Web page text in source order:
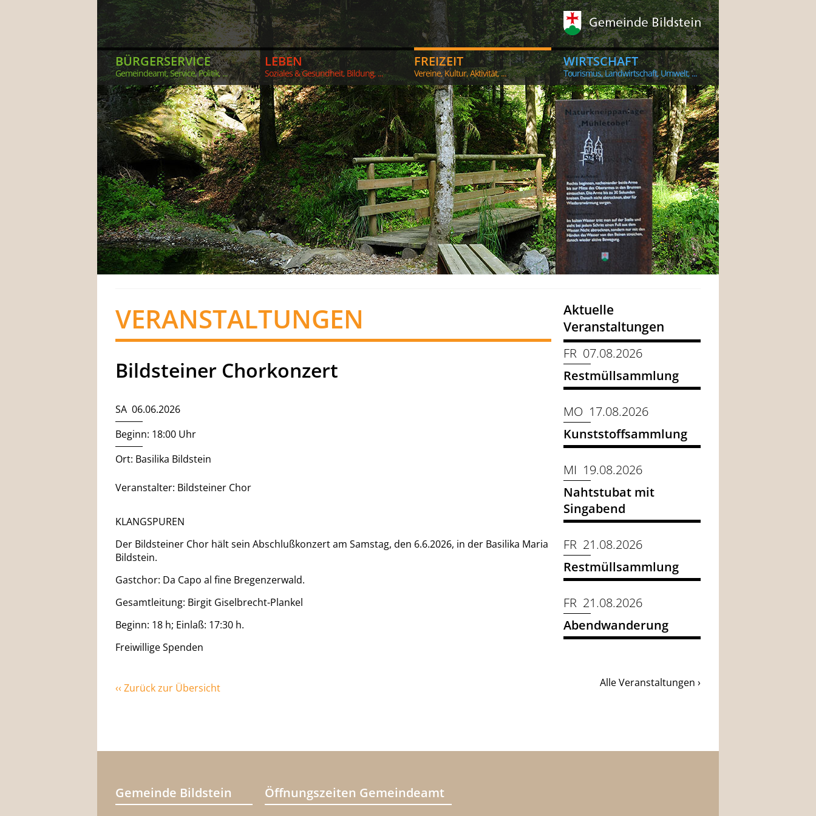
BÜRGERSERVICE
Gemeindeamt, Service, Politik, ...
LEBEN
Soziales & Gesundheit, Bildung, ...
FREIZEIT
Vereine, Kultur, Aktivität, ...
WIRTSCHAFT
Tourismus, Landwirtschaft, Umwelt, ...
VERANSTALTUNGEN
Bildsteiner Chorkonzert
SA 06.06.2026
Beginn: 18:00 Uhr
Ort: Basilika Bildstein
Veranstalter: Bildsteiner Chor
KLANGSPUREN
Der Bildsteiner Chor hält sein Abschlußkonzert am Samstag, den 6.6.2026, in der Basilika Maria
Bildstein.
Gastchor: Da Capo al fine Bregenzerwald.
Gesamtleitung: Birgit Giselbrecht-Plankel
Beginn: 18 h; Einlaß: 17:30 h.
Freiwillige Spenden
‹‹ Zurück zur Übersicht
Aktuelle
Veranstaltungen
FR 07.08.2026
Restmüllsammlung
MO 17.08.2026
Kunststoffsammlung
MI 19.08.2026
Nahtstubat mit
Singabend
FR 21.08.2026
Restmüllsammlung
FR 21.08.2026
Abendwanderung
Alle Veranstaltungen ›
Gemeinde Bildstein Öffnungszeiten Gemeindeamt